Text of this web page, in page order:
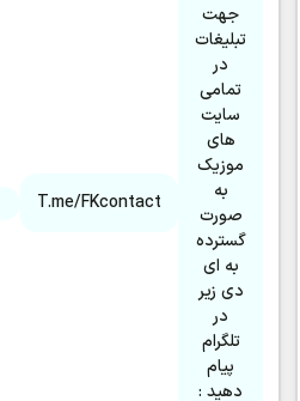
جهت
تبلیغات
در
تمامی
سایت
های
موزیک
به
صورت
گسترده
به ای
دی زیر
در
تلگرام
پیام
دهید :
T.me/FKcontact